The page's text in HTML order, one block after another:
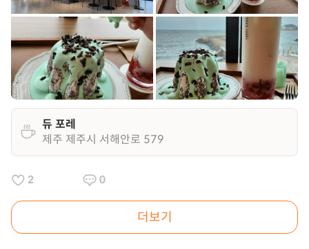
듀 포레
제주 제주시 서해안로 579
2 0
더보기